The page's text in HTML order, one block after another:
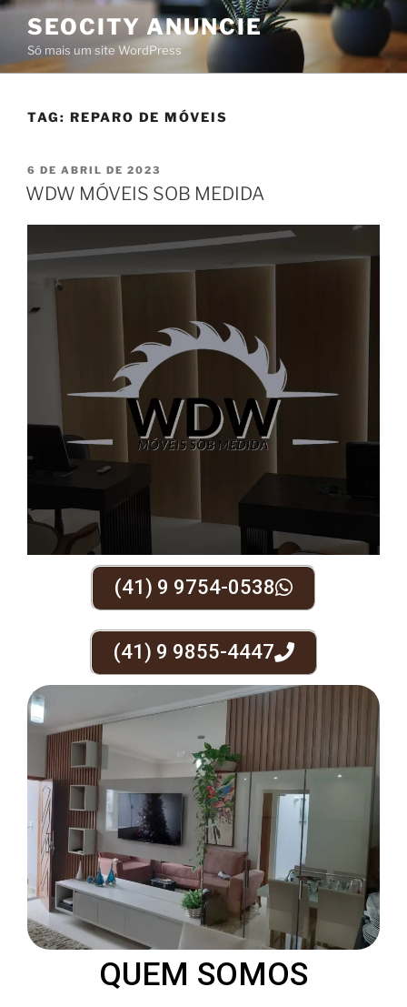
SEOCITY ANUNCIE
Só mais um site WordPress
TAG: REPARO DE MÓVEIS
6 DE ABRIL DE 2023
WDW MÓVEIS SOB MEDIDA
(41) 9 9754-0538
(41) 9 9855-4447
QUEM SOMOS